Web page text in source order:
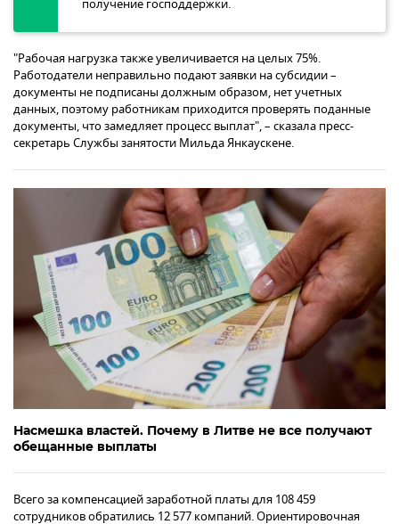
получение господдержки.
"Рабочая нагрузка также увеличивается на целых 75%.
Работодатели неправильно подают заявки на субсидии –
документы не подписаны должным образом, нет учетных
данных, поэтому работникам приходится проверять поданные
документы, что замедляет процесс выплат", – сказала пресс-
секретарь Службы занятости Мильда Янкаускене.
Насмешка властей. Почему в Литве не все получают
обещанные выплаты
Всего за компенсацией заработной платы для 108 459
сотрудников обратились 12 577 компаний. Ориентировочная